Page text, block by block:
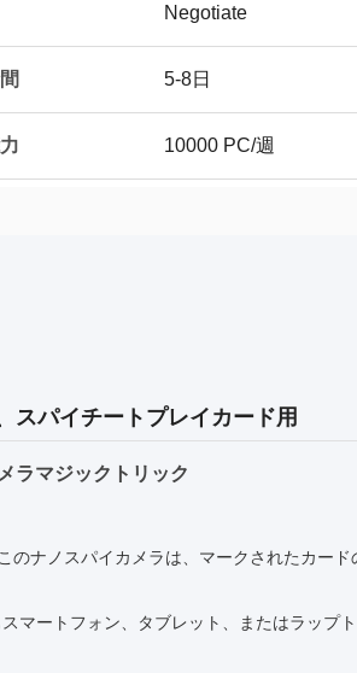
Negotiate
5-8日
10000 PC/週
スパイチートプレイカード用
ラマジックトリック
のナノスパイカメラは、マークされたカー
マートフォン、タブレット、またはラップ